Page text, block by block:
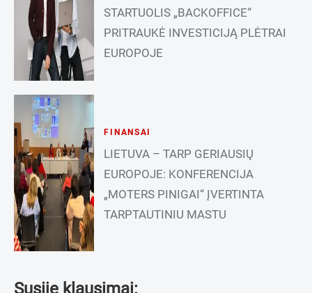
STARTUOLIS „BACKOFFICE“
PRITRAUKĖ INVESTICIJĄ PLĖTRAI
EUROPOJE
FINANSAI
LIETUVA – TARP GERIAUSIŲ
EUROPOJE: KONFERENCIJA
„MOTERS PINIGAI“ ĮVERTINTA
TARPTAUTINIU MASTU
Susiję klausimai: